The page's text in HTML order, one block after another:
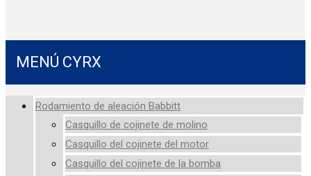
MENÚ CYRX
Rodamiento de aleación Babbitt
Casquillo de cojinete de molino
Casquillo del cojinete del motor
Casquillo del cojinete de la bomba